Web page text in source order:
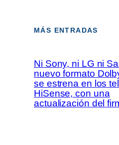
MÁS ENTRADAS
Ni Sony, ni LG ni
nuevo formato
se estrena en los
HiSense, con una
actualización del